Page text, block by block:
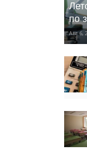
по
Авг 6,